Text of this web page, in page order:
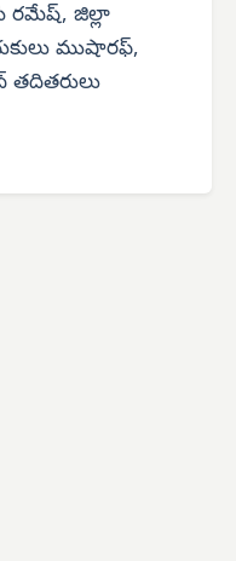
రమేష్, జిల్లా
ముషారఫ్,
తదితరులు